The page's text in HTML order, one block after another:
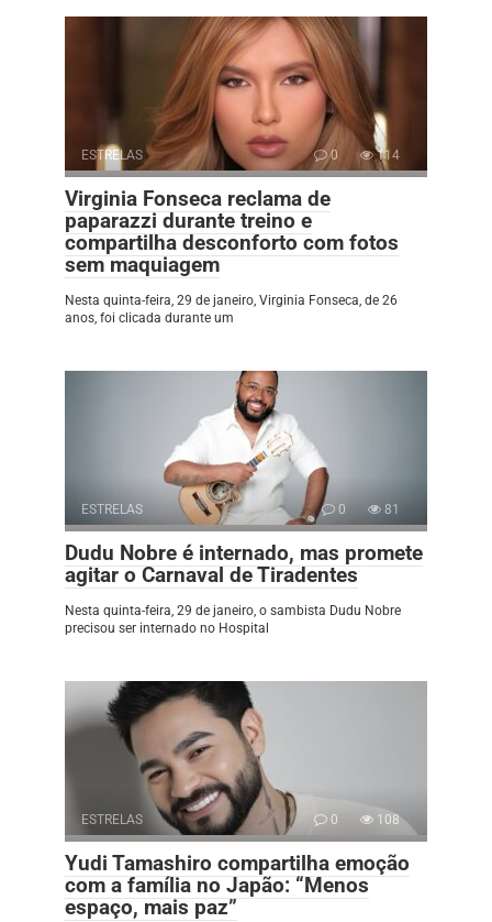
ESTRELAS 0 114
Virginia Fonseca reclama de
paparazzi durante treino e
compartilha desconforto com fotos
sem maquiagem
Nesta quinta-feira, 29 de janeiro, Virginia Fonseca, de 26
anos, foi clicada durante um
ESTRELAS 0 81
Dudu Nobre é internado, mas promete
agitar o Carnaval de Tiradentes
Nesta quinta-feira, 29 de janeiro, o sambista Dudu Nobre
precisou ser internado no Hospital
ESTRELAS 0 108
Yudi Tamashiro compartilha emoção
com a família no Japão: “Menos
espaço, mais paz”